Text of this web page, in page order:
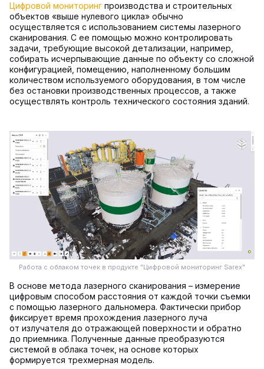
Цифровой мониторинг производства и строительных
объектов «выше нулевого цикла» обычно
осуществляется с использованием системы лазерного
сканирования. С ее помощью можно контролировать
задачи, требующие высокой детализации, например,
собирать исчерпывающие данные по объекту со сложной
конфигурацией, помещению, наполненному большим
количеством используемого оборудования, в том числе
без остановки производственных процессов, а также
осуществлять контроль технического состояния зданий.
Работа с облаком точек в продукте "Цифровой мониторинг Sarex"
В основе метода лазерного сканирования – измерение
цифровым способом расстояния от каждой точки съемки
с помощью лазерного дальномера. Фактически прибор
фиксирует время прохождения лазерного луча
от излучателя до отражающей поверхности и обратно
до приемника. Полученные данные преобразуются
системой в облака точек, на основе которых
формируется трехмерная модель.